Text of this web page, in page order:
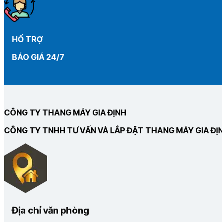
HỔ TRỢ
BÁO GIÁ 24/7
CÔNG TY THANG MÁY GIA ĐỊNH
CÔNG TY TNHH TƯ VẤN VÀ LẮP ĐẶT THANG MÁY GIA
Địa chỉ văn phòng